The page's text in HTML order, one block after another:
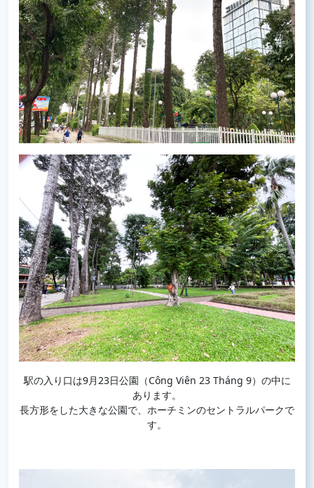
駅の入り口は9月23日公園（Công Viên 23 Tháng 9）の中に
あります。
長方形をした大きな公園で、ホーチミンのセントラルパークで
す。